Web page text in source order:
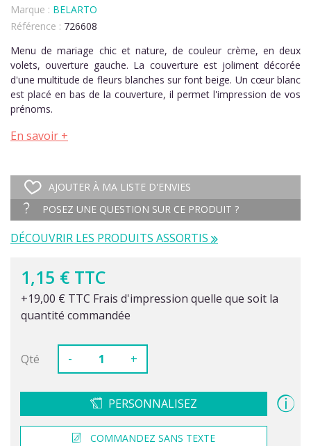
Marque : BELARTO
Référence : 726608
Menu de mariage chic et nature, de couleur crème, en deux
volets, ouverture gauche. La couverture est joliment décorée
d'une multitude de fleurs blanches sur font beige. Un cœur blanc
est placé en bas de la couverture, il permet l'impression de vos
prénoms.
En savoir +
AJOUTER À MA LISTE D'ENVIES
POSEZ UNE QUESTION SUR CE PRODUIT ?
DÉCOUVRIR LES PRODUITS ASSORTIS
1,15 € TTC
+19,00 € TTC Frais d'impression quelle que soit la
quantité commandée
Qté - +
PERSONNALISEZ
COMMANDEZ SANS TEXTE